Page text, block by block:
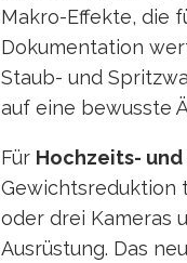
Makro-Effekte, die
Dokumentation
Staub- und
auf eine bewusste
Für Hochzeits-
Gewichtsreduktion
oder drei Kameras
Ausrüstung. Das